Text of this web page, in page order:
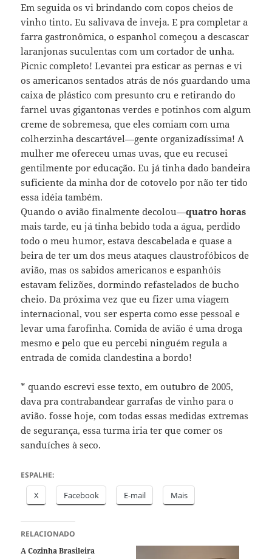
Em seguida os vi brindando com copos cheios de
vinho tinto. Eu salivava de inveja. E pra completar a
farra gastronômica, o espanhol começou a descascar
laranjonas suculentas com um cortador de unha.
Picnic completo! Levantei pra esticar as pernas e vi
os americanos sentados atrás de nós guardando uma
caixa de plástico com presunto cru e retirando do
farnel uvas gigantonas verdes e potinhos com algum
creme de sobremesa, que eles comiam com uma
colherzinha descartável—gente organizadíssima! A
mulher me ofereceu umas uvas, que eu recusei
gentilmente por educação. Eu já tinha dado bandeira
suficiente da minha dor de cotovelo por não ter tido
essa idéia também.
Quando o avião finalmente decolou—quatro horas
mais tarde, eu já tinha bebido toda a água, perdido
todo o meu humor, estava descabelada e quase a
beira de ter um dos meus ataques claustrofóbicos de
avião, mas os sabidos americanos e espanhóis
estavam felizões, dormindo refastelados de bucho
cheio. Da próxima vez que eu fizer uma viagem
internacional, vou ser esperta como esse pessoal e
levar uma farofinha. Comida de avião é uma droga
mesmo e pelo que eu percebi ninguém regula a
entrada de comida clandestina a bordo!
* quando escrevi esse texto, em outubro de 2005,
dava pra contrabandear garrafas de vinho para o
avião. fosse hoje, com todas essas medidas extremas
de segurança, essa turma iria ter que comer os
sanduíches à seco.
ESPALHE:
X Facebook E-mail Mais
RELACIONADO
A Cozinha Brasileira